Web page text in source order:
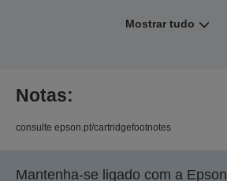
Mostrar tudo
Notas:
consulte epson.pt/cartridgefootnotes
Mantenha-se ligado com a Epson